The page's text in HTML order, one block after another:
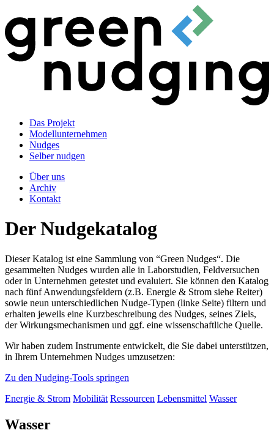
Das Projekt
Modellunternehmen
Nudges
Selber nudgen
Über uns
Archiv
Kontakt
Der Nudgekatalog
Dieser Katalog ist eine Sammlung von “Green Nudges“. Die
gesammelten Nudges wurden alle in Laborstudien, Feldversuchen
oder in Unternehmen getestet und evaluiert. Sie können den Katalog
nach fünf Anwendungsfeldern (z.B. Energie & Strom siehe Reiter)
sowie neun unterschiedlichen Nudge-Typen (linke Seite) filtern und
erhalten jeweils eine Kurzbeschreibung des Nudges, seines Ziels,
der Wirkungsmechanismen und ggf. eine wissenschaftliche Quelle.
Wir haben zudem Instrumente entwickelt, die Sie dabei unterstützen,
in Ihrem Unternehmen Nudges umzusetzen:
Zu den Nudging-Tools springen
Energie & Strom Mobilität Ressourcen Lebensmittel Wasser
Wasser